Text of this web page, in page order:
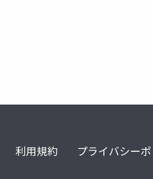
利用規約 プライバシー